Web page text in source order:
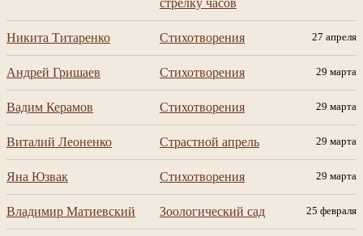
стрелку часов
Никита Титаренко Стихотворения 27 апреля
Андрей Гришаев Стихотворения 29 марта
Вадим Керамов Стихотворения 29 марта
Виталий Леоненко Страстной апрель 29 марта
Яна Юзвак Стихотворения 29 марта
Владимир Матиевский Зоологический сад 25 февраля